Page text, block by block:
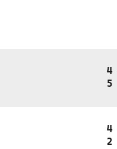
4
5
4
2